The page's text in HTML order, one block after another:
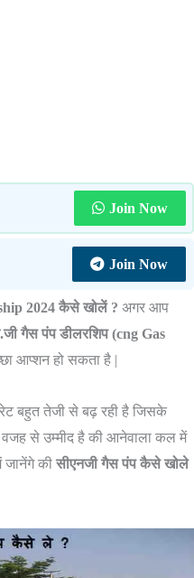
Join Now
Join Now
2024 कैसे खोलें ? अगर आप
गैस पंप डीलरशिप (cng Gas
आप्शन हो सकता है |
बहुत तेजी से बढ़ रही है जिसके
से उम्मीद है की आनेवाला कल में
की सीएनजी गैस पंप कैसे खोले